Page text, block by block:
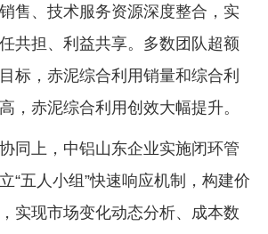
售、技术服务资源深度整合，实
共担、利益共享。多数团队超额
标，赤泥综合利用销量和综合利
，赤泥综合利用创效大幅提升。
同上，中铝山东企业实施闭环管
“五人小组”快速响应机制，构建价
实现市场变化动态分析、成本数